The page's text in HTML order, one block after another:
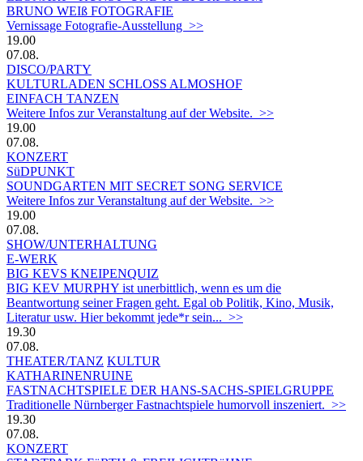
BRUNO WEIß FOTOGRAFIE
Vernissage Fotografie-Ausstellung >>
19.00
07.08.
DISCO/PARTY
KULTURLADEN SCHLOSS ALMOSHOF
EINFACH TANZEN
Weitere Infos zur Veranstaltung auf der Website. >>
19.00
07.08.
KONZERT
SüDPUNKT
SOUNDGARTEN MIT SECRET SONG SERVICE
Weitere Infos zur Veranstaltung auf der Website. >>
19.00
07.08.
SHOW/UNTERHALTUNG
E-WERK
BIG KEVS KNEIPENQUIZ
BIG KEV MURPHY ist unerbittlich, wenn es um die
Beantwortung seiner Fragen geht. Egal ob Politik, Kino, Musik,
Literatur usw. Hier bekommt jede*r sein... >>
19.30
07.08.
THEATER/TANZ KULTUR
KATHARINENRUINE
FASTNACHTSPIELE DER HANS-SACHS-SPIELGRUPPE
Traditionelle Nürnberger Fastnachtspiele humorvoll inszeniert. >>
19.30
07.08.
KONZERT